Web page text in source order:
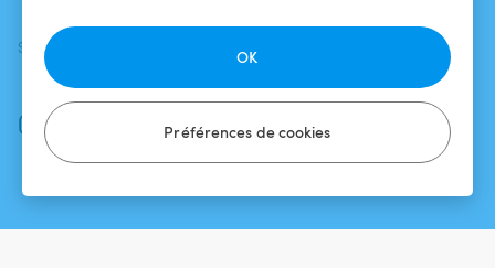
Préférences de cookies
OK
SUIVEZ-NOUS
Facebook
Instagram